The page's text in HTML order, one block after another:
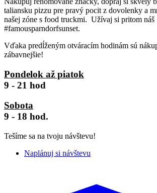
taliansku pizzu pre pravý pocit z dovolenky a
našej zóne s food truckmi. Užívaj si pritom náš
#famousparndorfsunset.
Vďaka predĺženým otváracím hodinám sú
zábavnejšie!
Pondelok až piatok
9 - 21 hod
Sobota
9 - 18 hod.
Tešíme sa na tvoju návštevu!
Naplánuj si návštevu